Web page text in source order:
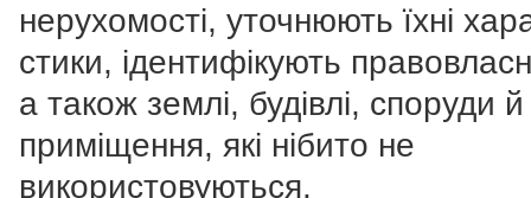
нерухомості, уточнюють їхні
стики, ідентифікують
а також землі, будівлі, споруди й
приміщення, які нібито не
використовуються.